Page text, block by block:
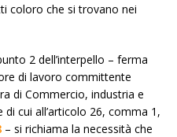
coloro che si trovano nei
2 dell’interpello – ferma
di lavoro committente
di Commercio, industria e
cui all’articolo 26, comma 1,
– si richiama la necessità che